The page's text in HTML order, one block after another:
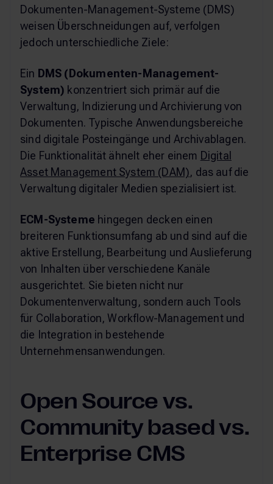
Dokumenten-Management-Systeme (DMS)
weisen Überschneidungen auf, verfolgen
jedoch unterschiedliche Ziele:
Ein DMS (Dokumenten-Management-
System) konzentriert sich primär auf die
Verwaltung, Indizierung und Archivierung von
Dokumenten. Typische Anwendungsbereiche
sind digitale Posteingänge und Archivablagen.
Die Funktionalität ähnelt eher einem Digital
Asset Management System (DAM), das auf die
Verwaltung digitaler Medien spezialisiert ist.
ECM-Systeme hingegen decken einen
breiteren Funktionsumfang ab und sind auf die
aktive Erstellung, Bearbeitung und Auslieferung
von Inhalten über verschiedene Kanäle
ausgerichtet. Sie bieten nicht nur
Dokumentenverwaltung, sondern auch Tools
für Collaboration, Workflow-Management und
die Integration in bestehende
Unternehmensanwendungen.
Open Source vs.
Community based vs.
Enterprise CMS